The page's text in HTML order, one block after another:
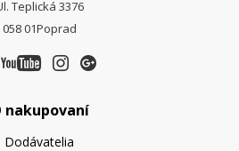
Teplická 3376
058 01Poprad
nakupovaní
Dodávatelia